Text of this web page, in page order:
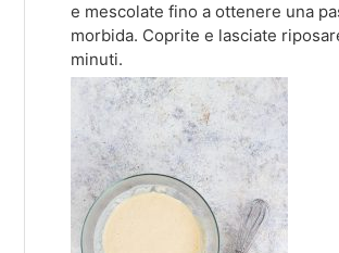
e mescolate fino a ottenere una
morbida. Coprite e lasciate
minuti.